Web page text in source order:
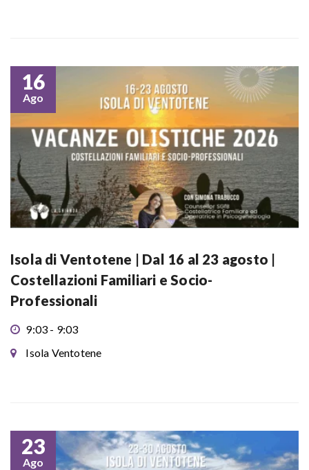
16
Ago
Isola di Ventotene | Dal 16 al 23 agosto |
Costellazioni Familiari e Socio-
Professionali
9:03 - 9:03
Isola Ventotene
23
Ago